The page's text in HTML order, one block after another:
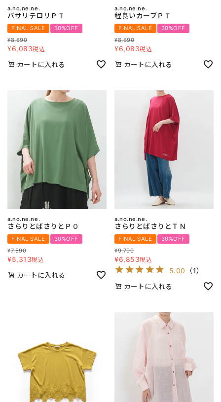
a.no.ne.ne.
バサリテロリＰＴ
FINAL SALE
30%OFF
¥8,690
¥6,083税込
カートに入れる
a.no.ne.ne.
程良いカーブＰＴ
FINAL SALE
30%OFF
¥8,690
¥6,083税込
カートに入れる
a.no.ne.ne.
さらりとばさりとＰＯ
FINAL SALE
30%OFF
¥7,590
¥5,313税込
カートに入れる
a.no.ne.ne.
さらりとばさりとＴＮ
FINAL SALE
30%OFF
¥9,790
¥6,853税込
5.00 （1）
カートに入れる